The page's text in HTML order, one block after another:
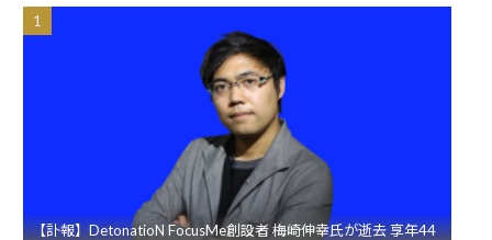
【訃報】DetonatioN FocusMe創設者 梅崎伸幸氏が逝去 享年44